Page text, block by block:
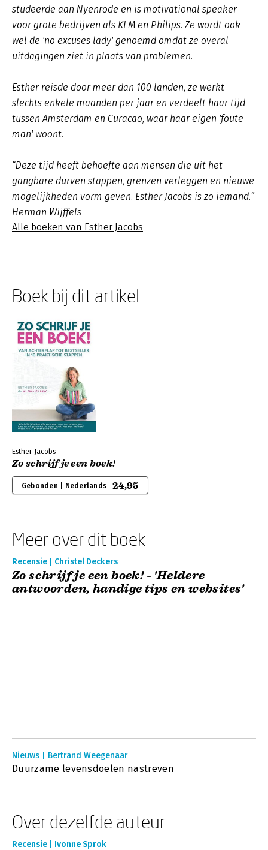
studeerde aan Nyenrode en is motivational speaker
voor grote bedrijven als KLM en Philips. Ze wordt ook
wel de 'no excuses lady' genoemd omdat ze overal
uitdagingen ziet in plaats van problemen.
Esther reisde door meer dan 100 landen, ze werkt
slechts enkele maanden per jaar en verdeelt haar tijd
tussen Amsterdam en Curacao, waar haar eigen 'foute
man' woont.
“Deze tijd heeft behoefte aan mensen die uit het
gangbare durven stappen, grenzen verleggen en nieuwe
mogelijkheden vorm geven. Esther Jacobs is zo iemand.”
Herman Wijffels
Alle boeken van Esther Jacobs
Boek bij dit artikel
Esther Jacobs
Zo schrijf je een boek!
Gebonden | Nederlands 24,95
Meer over dit boek
Recensie | Christel Deckers
Zo schrijf je een boek! - 'Heldere
antwoorden, handige tips en websites'
Nieuws | Bertrand Weegenaar
Duurzame levensdoelen nastreven
Over dezelfde auteur
Recensie | Ivonne Sprok